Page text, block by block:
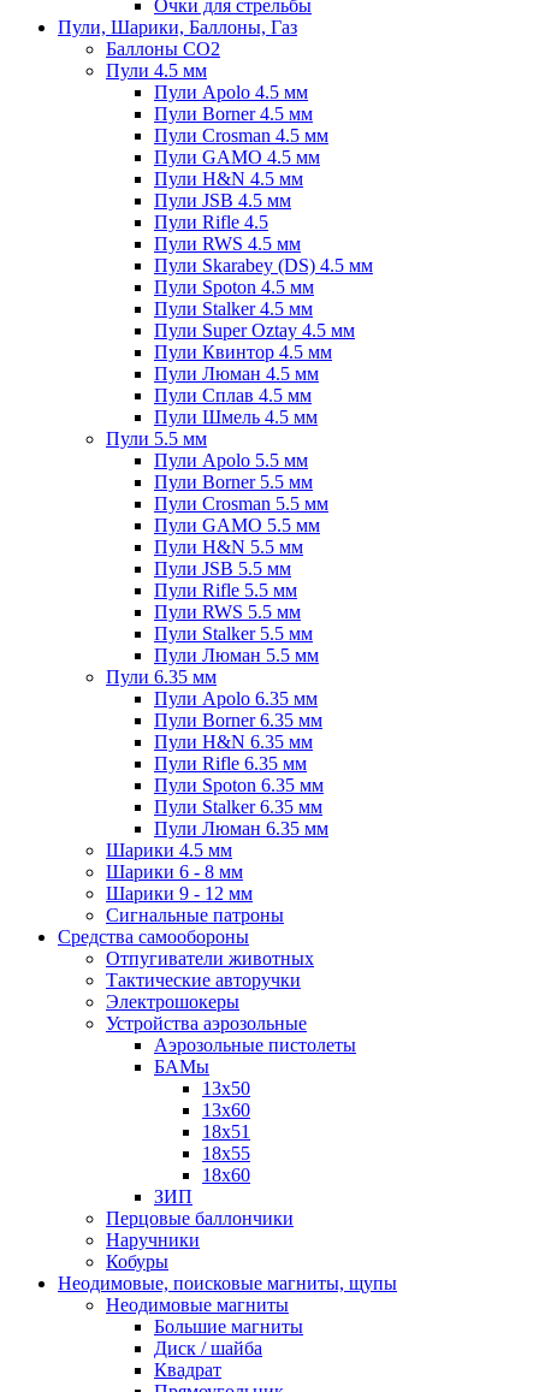
Очки для стрельбы
Пули, Шарики, Баллоны, Газ
Баллоны CO2
Пули 4.5 мм
Пули Apolo 4.5 мм
Пули Borner 4.5 мм
Пули Crosman 4.5 мм
Пули GAMO 4.5 мм
Пули H&N 4.5 мм
Пули JSB 4.5 мм
Пули Rifle 4.5
Пули RWS 4.5 мм
Пули Skarabey (DS) 4.5 мм
Пули Spoton 4.5 мм
Пули Stalker 4.5 мм
Пули Super Oztay 4.5 мм
Пули Квинтор 4.5 мм
Пули Люман 4.5 мм
Пули Сплав 4.5 мм
Пули Шмель 4.5 мм
Пули 5.5 мм
Пули Apolo 5.5 мм
Пули Borner 5.5 мм
Пули Crosman 5.5 мм
Пули GAMO 5.5 мм
Пули H&N 5.5 мм
Пули JSB 5.5 мм
Пули Rifle 5.5 мм
Пули RWS 5.5 мм
Пули Stalker 5.5 мм
Пули Люман 5.5 мм
Пули 6.35 мм
Пули Apolo 6.35 мм
Пули Borner 6.35 мм
Пули H&N 6.35 мм
Пули Rifle 6.35 мм
Пули Spoton 6.35 мм
Пули Stalker 6.35 мм
Пули Люман 6.35 мм
Шарики 4.5 мм
Шарики 6 - 8 мм
Шарики 9 - 12 мм
Сигнальные патроны
Средства самообороны
Отпугиватели животных
Тактические авторучки
Электрошокеры
Устройства аэрозольные
Аэрозольные пистолеты
БАМы
13х50
13х60
18х51
18х55
18х60
ЗИП
Перцовые баллончики
Наручники
Кобуры
Неодимовые, поисковые магниты, щупы
Неодимовые магниты
Большие магниты
Диск / шайба
Квадрат